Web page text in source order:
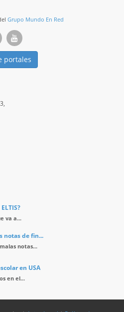
Grupo Mundo En Red
portales
va a...
notas de fin...
notas...
en USA
en el...